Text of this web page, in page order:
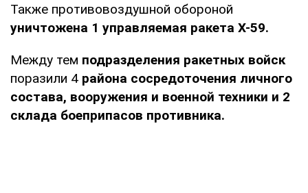
Также противовоздушной обороной
уничтожена 1 управляемая ракета Х-59.
Между тем подразделения ракетных войск
поразили 4 района сосредоточения личного
состава, вооружения и военной техники и 2
склада боеприпасов противника.